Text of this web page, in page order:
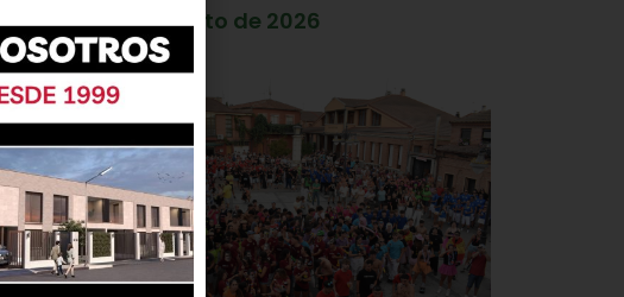
4 de agosto de 2026